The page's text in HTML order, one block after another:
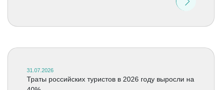
31.07.2026
Траты российских туристов в 2026 году выросли на